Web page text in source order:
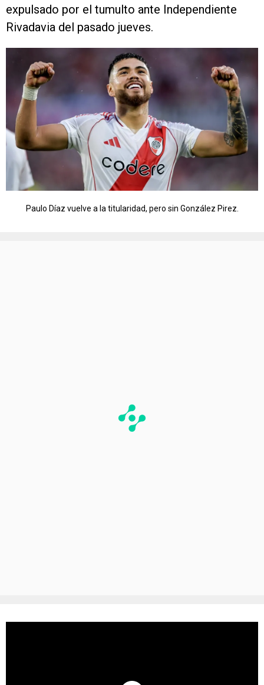
expulsado por el tumulto ante Independiente
Rivadavia del pasado jueves.
Paulo Díaz vuelve a la titularidad, pero sin González Pirez.